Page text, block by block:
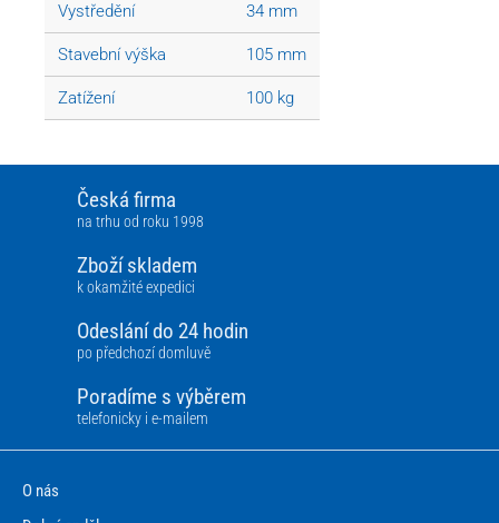
Vystředění 34 mm
Stavební výška 105 mm
Zatížení 100 kg
Česká firma
na trhu od roku 1998
Zboží skladem
k okamžité expedici
Odeslání do 24 hodin
po předchozí domluvě
Poradíme s výběrem
telefonicky i e-mailem
O nás